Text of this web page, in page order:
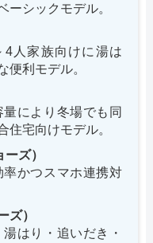
ーシックモデル。
人家族向けに湯は
便利モデル。
により冬場でも同
住宅向けモデル。
ズ）
かつスマホ連携対
ズ）
はり・追いだき・